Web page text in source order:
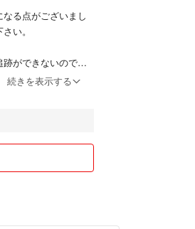
る点がございまし
い。
ができないのでご
未着等のトラブル
くまでも素人です
し訳ございません
続きを表示する